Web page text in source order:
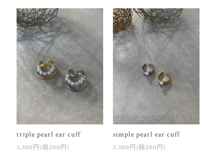
triple pearl ear cuff
3,300円(税300円)
simple pearl ear cuff
3,300円(税300円)